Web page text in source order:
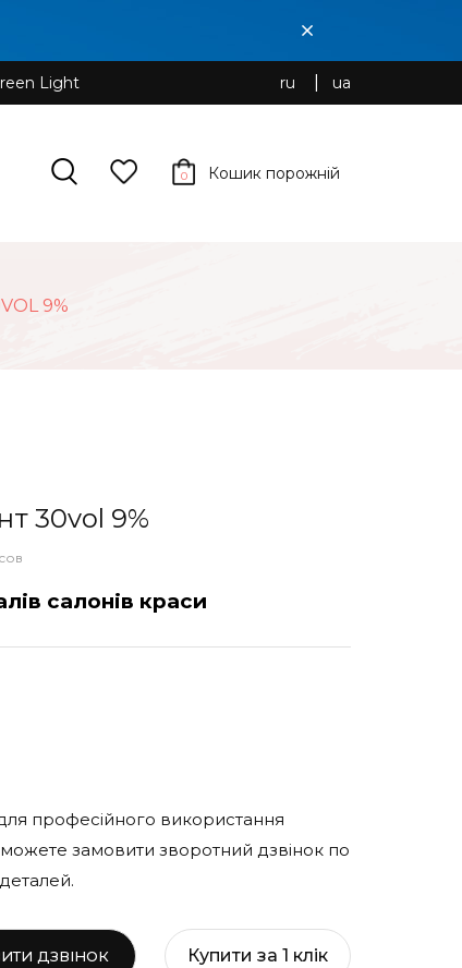
Light ru ua
0 Кошик порожній
9%
30vol 9%
салонів краси
професійного використання
замовити зворотний дзвінок по
ДЗВІНОК Купити за 1 клiк